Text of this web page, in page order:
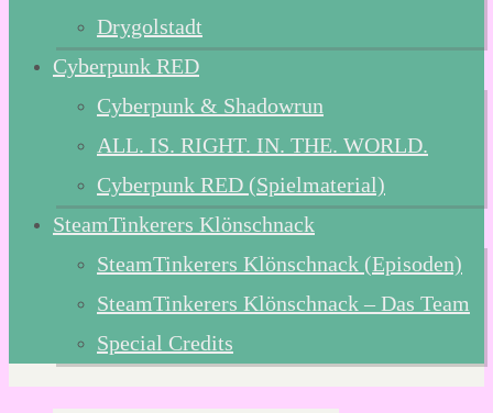
Drygolstadt
Cyberpunk RED
Cyberpunk & Shadowrun
ALL. IS. RIGHT. IN. THE. WORLD.
Cyberpunk RED (Spielmaterial)
SteamTinkerers Klönschnack
SteamTinkerers Klönschnack (Episoden)
SteamTinkerers Klönschnack – Das Team
Special Credits